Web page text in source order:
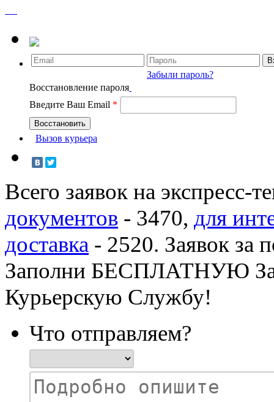
Забыли пароль?
Восстановление пароля
Введите Ваш Email *
Вызов курьера
Всего заявок на экспресс-
документов - 3470, для
доставка - 2520. Заявок за
Заполни БЕСПЛАТНУЮ
Курьерскую Службу!
Что отправляем?